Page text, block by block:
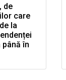
de
care
la
în